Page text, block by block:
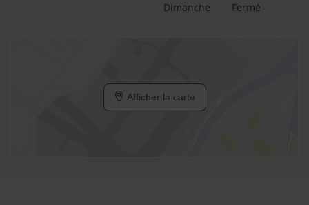
Dimanche
Fermé
Afficher la carte